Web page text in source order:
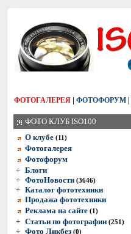
ФОТОГАЛЕРЕЯ | ФОТОФОРУМ |
ФОТО КЛУБ ISO100
О клубе (11)
Фотогалерея
Фотофорум
+ Блоги
+ ФотоНовости (3646)
+ Каталог фототехники
Продажа фототехники
Реклама на сайте (1)
+ Статьи по фотографии (251)
+ Фото Ликбез (0)